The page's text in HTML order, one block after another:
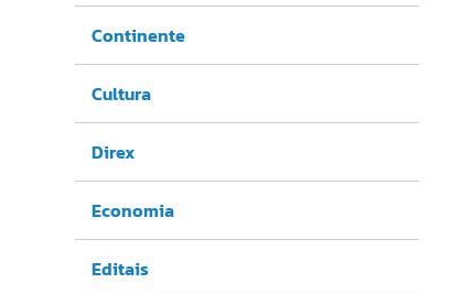
Continente
Cultura
Direx
Economia
Editais